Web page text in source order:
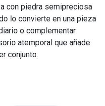
con piedra semipreciosa
lo convierte en una pieza
o complementar
atemporal que añade
conjunto.